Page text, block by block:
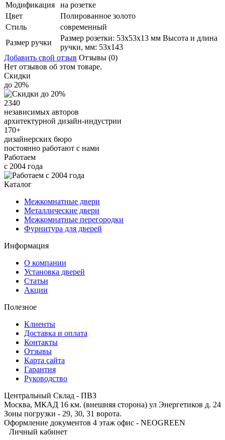
Модификация
на розетке
Цвет
Полированное золото
Стиль
современный
Размер ручки
Размер розетки: 53x53x13 мм Высота и длина
ручки, мм: 53x143
Добавить свой отзыв Отзывы (0)
Нет отзывов об этом товаре.
Скидки
до 20%
2340
независимых авторов
архитектурной дизайн-индустрии
170+
дизайнерских бюро
постоянно работают с нами
Работаем
с 2004 года
Каталог
Межкомнатные двери
Металлические двери
Межкомнатные перегородки
Фурнитура для дверей
Информация
О компании
Установка дверей
Статьи
Акции
Полезное
Клиенты
Доставка и оплата
Контакты
Отзывы
Карта сайта
Гарантия
Руководство
Центральный Склад - ПВЗ
Москва, МКАД 16 км. (внешняя сторона) ул Энергетиков д. 24
Зоны погрузки - 29, 30, 31 ворота.
Оформление документов 4 этаж офис - NEOGREEN
Личный кабинет